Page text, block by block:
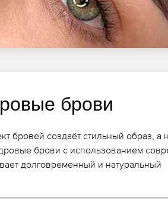
брови
бровей создаёт стильный образ, а
брови с использованием
долговременный и натуральный